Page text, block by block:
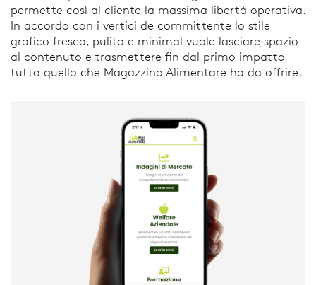
permette così al cliente la massima libertà operativa.
In accordo con i vertici de committente lo stile
grafico fresco, pulito e minimal vuole lasciare spazio
al contenuto e trasmettere fin dal primo impatto
tutto quello che Magazzino Alimentare ha da offrire.